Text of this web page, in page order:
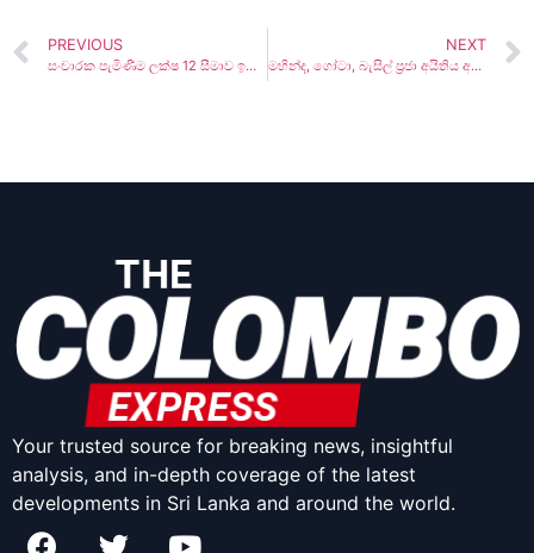
PREVIOUS
සංචාරක පැමිණීම ලක්ෂ 12 සීමාව ඉක්මවයි
NEXT
මහින්ද, ගෝටා, බැසිල් ප‍්‍රජා අයිතිය අහෝසි කරන්නැයි පාර්ලිමේන්තුයට යෝජනා කෙරේ..
Your trusted source for breaking news, insightful
analysis, and in-depth coverage of the latest
developments in Sri Lanka and around the world.